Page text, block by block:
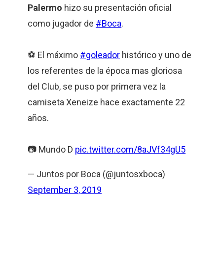
Palermo hizo su presentación oficial
como jugador de #Boca.
⚽️ El máximo #goleador histórico y uno de
los referentes de la época mas gloriosa
del Club, se puso por primera vez la
camiseta Xeneize hace exactamente 22
años.
📷 Mundo D pic.twitter.com/8aJVf34gU5
— Juntos por Boca (@juntosxboca)
September 3, 2019